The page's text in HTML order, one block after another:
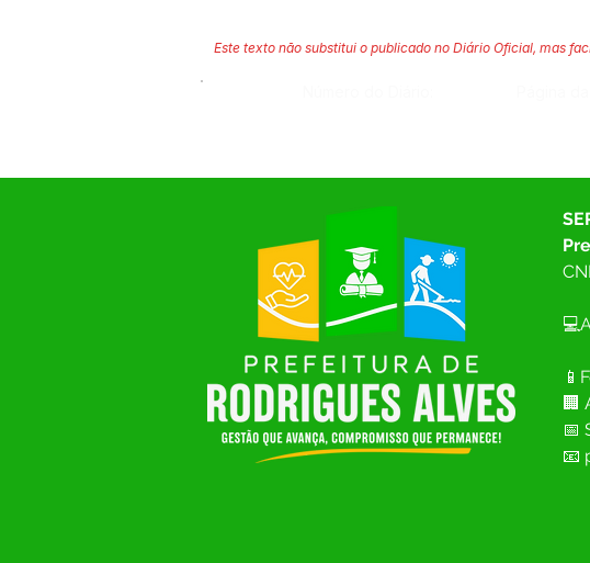
Este texto não substitui o publicado no Diário Oficial, mas
🏢
📅
📧